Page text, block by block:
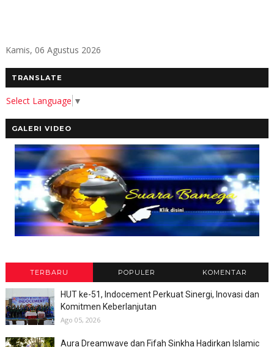
Kamis, 06 Agustus 2026
TRANSLATE
Select Language ▼
GALERI VIDEO
TERBARU POPULER KOMENTAR
HUT ke-51, Indocement Perkuat Sinergi, Inovasi dan
Komitmen Keberlanjutan
Ago 05, 2026
Aura Dreamwave dan Fifah Sinkha Hadirkan Islamic